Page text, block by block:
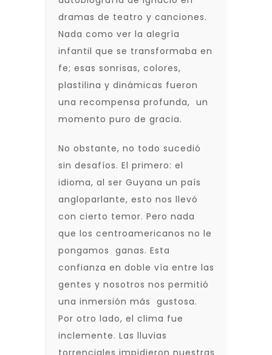
dramas de teatro y canciones.
Nada como ver la alegría
infantil que se transformaba en
fe; esas sonrisas, colores,
plastilina y dinámicas fueron
una recompensa profunda, un
momento puro de gracia.
No obstante, no todo sucedió
sin desafíos. El primero: el
idioma, al ser Guyana un país
angloparlante, esto nos llevó
con cierto temor. Pero nada
que los centroamericanos no le
pongamos ganas. Esta
confianza en doble vía entre las
gentes y nosotros nos permitió
una inmersión más gustosa.
Por otro lado, el clima fue
inclemente. Las lluvias
torrenciales impidieron nuestras